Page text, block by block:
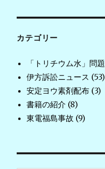
カテゴリー
「トリチウム水」問題
伊方訴訟ニュース (53)
安定ヨウ素剤配布 (3)
書籍の紹介 (8)
東電福島事故 (9)